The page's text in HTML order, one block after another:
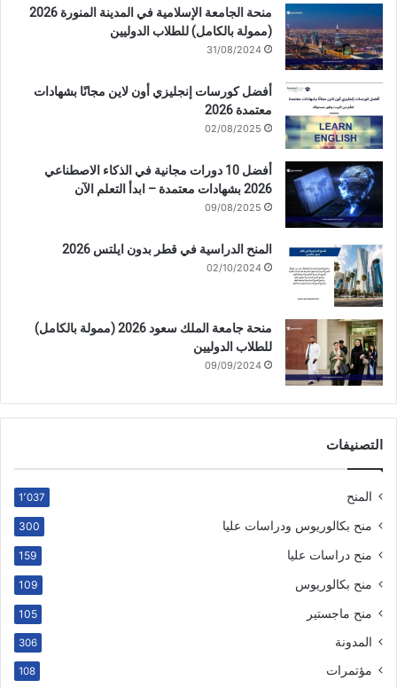
منحة الجامعة الإسلامية في المدينة المنورة 2026
(ممولة بالكامل) للطلاب الدوليين
31/08/2024
أفضل كورسات إنجليزي أون لاين مجانًا بشهادات
معتمدة 2026
02/08/2025
أفضل 10 دورات مجانية في الذكاء الاصطناعي
2026 بشهادات معتمدة – ابدأ التعلم الآن
09/08/2025
المنح الدراسية في قطر بدون ايلتس 2026
02/10/2024
منحة جامعة الملك سعود 2026 (ممولة بالكامل)
للطلاب الدوليين
09/09/2024
التصنيفات
المنح 1٬037
منح بكالوريوس ودراسات عليا 300
منح دراسات عليا 159
منح بكالوريوس 109
منح ماجستير 105
المدونة 306
مؤتمرات 108